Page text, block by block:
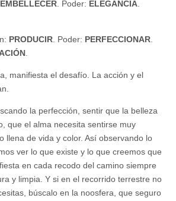
EMBELLECER. Poder: ELEGANCIA.
PRODUCIR. Poder: PERFECCIONAR.
.
manifiesta el desafío. La acción y el
la perfección, sentir que la belleza
que el alma necesita sentirse muy
llena de vida y color. Así observando lo
ver lo que existe y lo que creemos que
en cada recodo del camino siempre
y limpia. Y si en el recorrido terrestre no
búscalo en la noosfera, que seguro